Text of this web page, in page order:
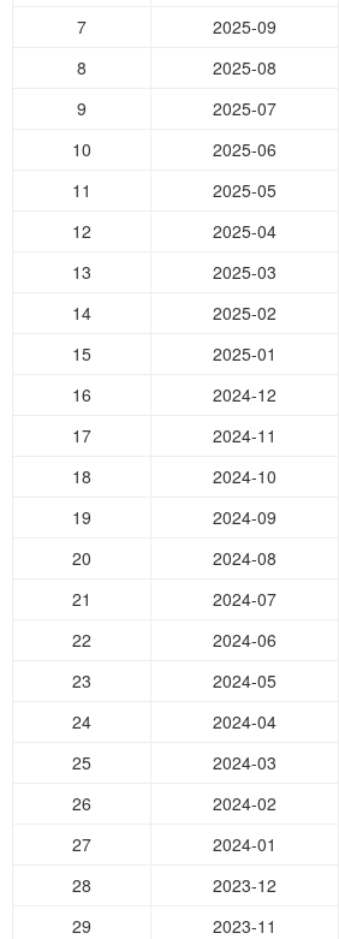
7 2025-09
8
2025-08
9
2025-07
10
2025-06
11
2025-05
12
2025-04
13
2025-03
14
2025-02
15
2025-01
16
2024-12
17
2024-11
18
2024-10
19
2024-09
20
2024-08
21
2024-07
22
2024-06
23
2024-05
24
2024-04
25
2024-03
26
2024-02
27
2024-01
28
2023-12
29
2023-11